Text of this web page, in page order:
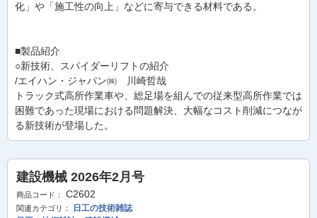
化」や「施工性の向上」などに寄与できる材料である。
■製品紹介
○新技術、スパイダーリフトの紹介
/エイハン・ジャパン㈱ 川崎哲哉
トラック式高所作業車や、総足場を組んでの従来型高所作業では
困難であった現場における問題解決、大幅なコスト削減につなが
る新技術が登場した。
建設機械 2026年2月号
商品コード： C2602
関連カテゴリ：
日工の技術雑誌